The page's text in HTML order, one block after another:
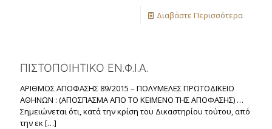
Διαβάστε Περισσότερα
ΠΙΣΤΟΠΟΙΗΤΙΚΟ ΕΝ.Φ.Ι.Α.
ΑΡΙΘΜΟΣ ΑΠΟΦΑΣΗΣ 89/2015 – ΠΟΛΥΜΕΛΕΣ ΠΡΩΤΟΔΙΚΕΙΟ
ΑΘΗΝΩΝ : (ΑΠΟΣΠΑΣΜΑ ΑΠΟ ΤΟ ΚΕΙΜΕΝΟ ΤΗΣ ΑΠΟΦΑΣΗΣ) …
Σημειώνεται ότι, κατά την κρίση του Δικαστηρίου τούτου, από
την εκ[…]